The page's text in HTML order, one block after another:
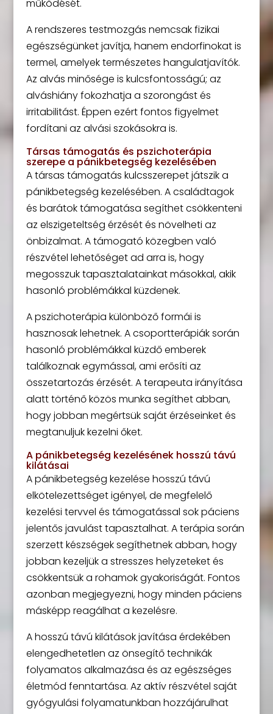
működését.
A rendszeres testmozgás nemcsak fizikai
egészségünket javítja, hanem endorfinokat is
termel, amelyek természetes hangulatjavítók.
Az alvás minősége is kulcsfontosságú; az
alváshiány fokozhatja a szorongást és
irritabilitást. Éppen ezért fontos figyelmet
fordítani az alvási szokásokra is.
Társas támogatás és pszichoterápia
szerepe a pánikbetegség kezelésében
A társas támogatás kulcsszerepet játszik a
pánikbetegség kezelésében. A családtagok
és barátok támogatása segíthet csökkenteni
az elszigeteltség érzését és növelheti az
önbizalmat. A támogató közegben való
részvétel lehetőséget ad arra is, hogy
megosszuk tapasztalatainkat másokkal, akik
hasonló problémákkal küzdenek.
A pszichoterápia különböző formái is
hasznosak lehetnek. A csoportterápiák során
hasonló problémákkal küzdő emberek
találkoznak egymással, ami erősíti az
összetartozás érzését. A terapeuta irányítása
alatt történő közös munka segíthet abban,
hogy jobban megértsük saját érzéseinket és
megtanuljuk kezelni őket.
A pánikbetegség kezelésének hosszú távú
kilátásai
A pánikbetegség kezelése hosszú távú
elkötelezettséget igényel, de megfelelő
kezelési tervvel és támogatással sok páciens
jelentős javulást tapasztalhat. A terápia során
szerzett készségek segíthetnek abban, hogy
jobban kezeljük a stresszes helyzeteket és
csökkentsük a rohamok gyakoriságát. Fontos
azonban megjegyezni, hogy minden páciens
másképp reagálhat a kezelésre.
A hosszú távú kilátások javítása érdekében
elengedhetetlen az önsegítő technikák
folyamatos alkalmazása és az egészséges
életmód fenntartása. Az aktív részvétel saját
gyógyulási folyamatunkban hozzájárulhat